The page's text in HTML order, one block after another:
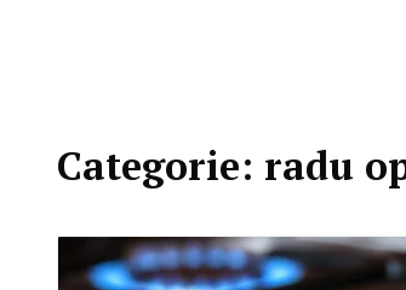
Categorie: radu